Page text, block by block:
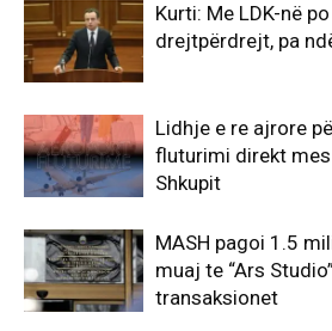
Kurti: Me LDK-në
drejtpërdrejt, pa
Lidhje e re ajrore
fluturimi direkt
Shkupit
MASH pagoi 1.5
muaj te “Ars
transaksionet